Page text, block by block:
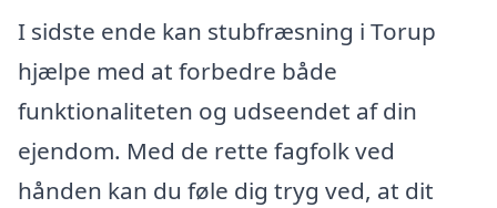
I sidste ende kan stubfræsning i Torup
hjælpe med at forbedre både
funktionaliteten og udseendet af din
ejendom. Med de rette fagfolk ved
hånden kan du føle dig tryg ved, at dit